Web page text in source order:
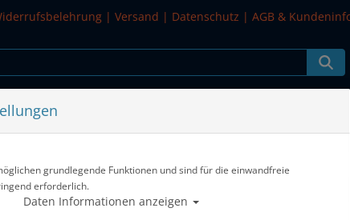
| Versand | Datenschutz | AGB &
SALE
Alle Artikel zeigen aus:
grundlegende Funktionen und sind für die einwandfreie
erforderlich.
Daten Informationen anzeigen